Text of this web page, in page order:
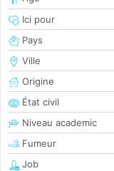
Ici pour
Pays
Ville
Origine
État civil
Niveau academic
Fumeur
Job